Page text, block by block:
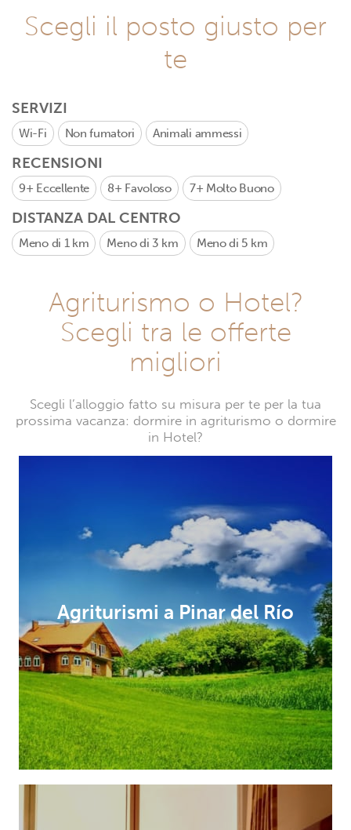
Scegli il posto giusto per
te
SERVIZI
Wi-Fi Non fumatori Animali ammessi
RECENSIONI
9+ Eccellente 8+ Favoloso 7+ Molto Buono
DISTANZA DAL CENTRO
Meno di 1 km Meno di 3 km Meno di 5 km
Agriturismo o Hotel?
Scegli tra le offerte
migliori
Scegli l’alloggio fatto su misura per te per la tua
prossima vacanza: dormire in agriturismo o dormire
in Hotel?
Agriturismi a Pinar del Río